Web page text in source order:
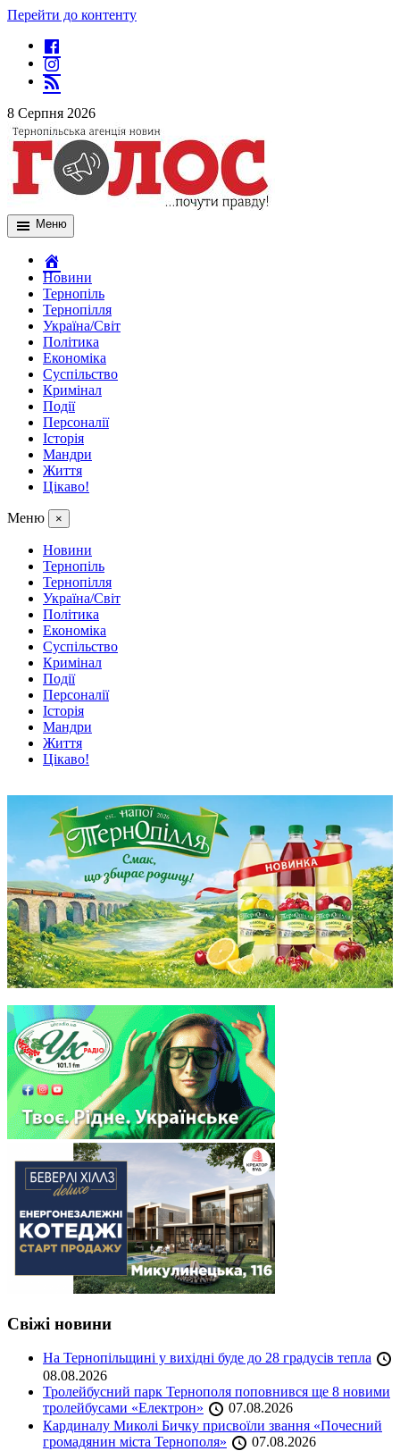
Перейти до контенту
8 Серпня 2026
Меню
Новини
Тернопіль
Тернопілля
Україна/Світ
Політика
Економіка
Суспільство
Кримінал
Події
Персоналії
Історія
Мандри
Життя
Цікаво!
Меню ×
Новини
Тернопіль
Тернопілля
Україна/Світ
Політика
Економіка
Суспільство
Кримінал
Події
Персоналії
Історія
Мандри
Життя
Цікаво!
Свіжі новини
На Тернопільщині у вихідні буде до 28 градусів тепла
08.08.2026
Тролейбусний парк Тернополя поповнився ще 8 новими
тролейбусами «Електрон»
07.08.2026
Кардиналу Миколі Бичку присвоїли звання «Почесний
громадянин міста Тернополя»
07.08.2026